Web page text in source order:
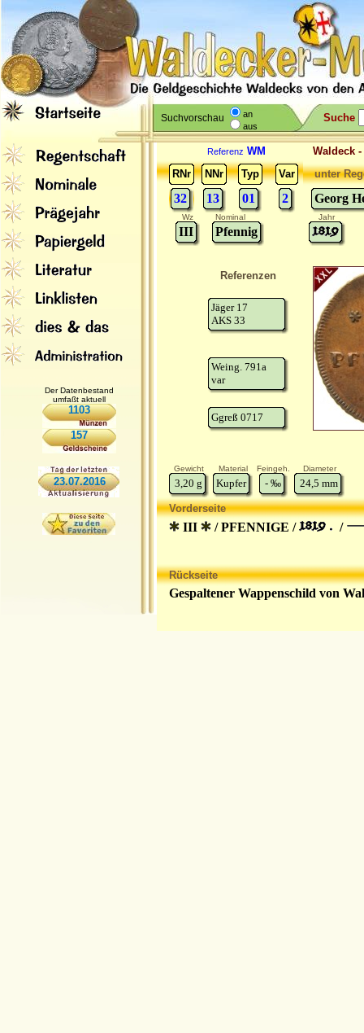
Suchvorschau
an
aus
Suche
Der Datenbestand
umfaßt aktuell
1103
157
23.07.2016
Referenz WM
RNr
NNr Typ Var
32 13 01 2
unter
Georg
Wz Nominal Jahr
III Pfennig
Referenzen
Jäger 17
AKS 33
Weing. 791a
var
Ggreß 0717
Gewicht Material Feingeh. Diameter
3,20 g Kupfer - ‰ 24,5 mm
Vorderseite
III / PFENNIGE / /
Rückseite
Gespaltener Wappenschild von